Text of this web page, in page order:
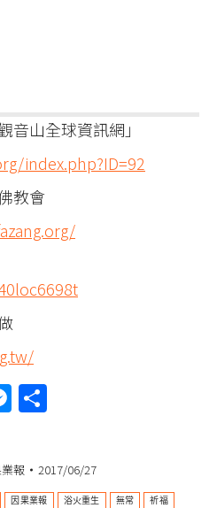
音山全球資訊網」
index.php?ID=92
教會
Messenger
報
2017/06/27
因果業報 浴火重生 無常 祈福